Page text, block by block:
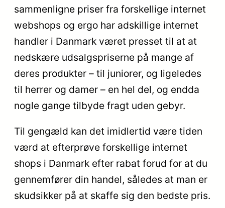
sammenligne priser fra forskellige internet
webshops og ergo har adskillige internet
handler i Danmark været presset til at at
nedskære udsalgspriserne på mange af
deres produkter – til juniorer, og ligeledes
til herrer og damer – en hel del, og endda
nogle gange tilbyde fragt uden gebyr.
Til gengæld kan det imidlertid være tiden
værd at efterprøve forskellige internet
shops i Danmark efter rabat forud for at du
gennemfører din handel, således at man er
skudsikker på at skaffe sig den bedste pris.